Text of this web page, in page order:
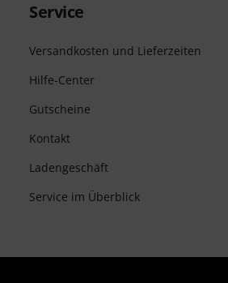
Service
Versandkosten und Lieferzeiten
Hilfe-Center
Gutscheine
Kontakt
Ladengeschäft
Service im Überblick